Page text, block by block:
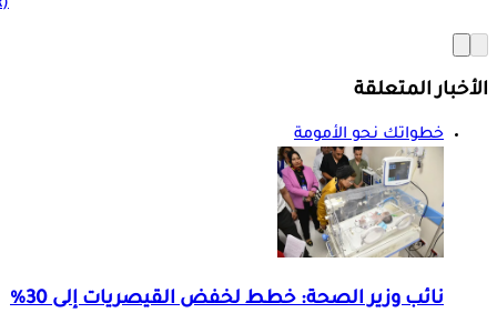
(BMR)
الأخبار المتعلقة
خطواتك نحو الأمومة
نائب وزير الصحة: خطط لخفض القيصريات إلى 30%